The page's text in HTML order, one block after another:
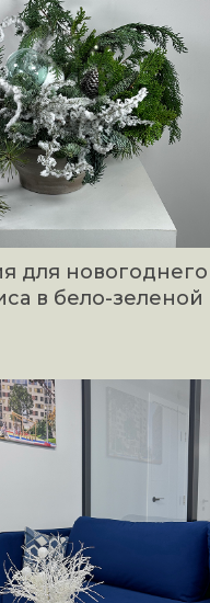
для новогоднего
в бело-зеленой